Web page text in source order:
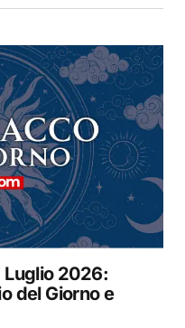
Luglio 2026:
del Giorno e